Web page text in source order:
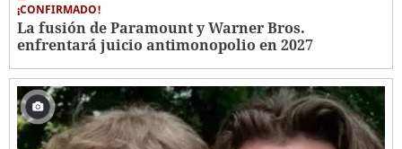
¡CONFIRMADO!
La fusión de Paramount y Warner Bros.
enfrentará juicio antimonopolio en 2027